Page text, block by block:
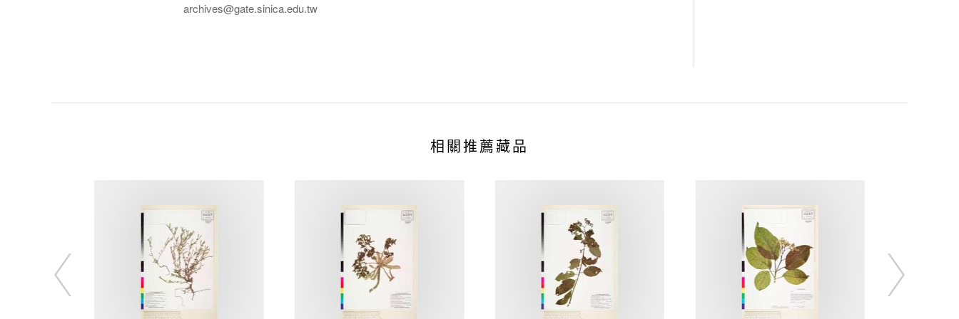
archives@gate.sinica.edu.tw
相關推薦藏品